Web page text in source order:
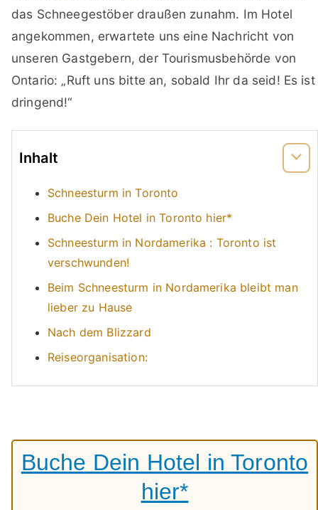
das Schneegestöber draußen zunahm. Im Hotel
angekommen, erwartete uns eine Nachricht von
unseren Gastgebern, der Tourismusbehörde von
Ontario: „Ruft uns bitte an, sobald Ihr da seid! Es ist
dringend!“
Inhalt
Schneesturm in Toronto
Buche Dein Hotel in Toronto hier*
Schneesturm in Nordamerika : Toronto ist
verschwunden!
Beim Schneesturm in Nordamerika bleibt man
lieber zu Hause
Nach dem Blizzard
Reiseorganisation:
Buche Dein Hotel in Toronto
hier*